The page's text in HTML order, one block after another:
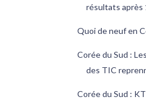
résultats après
Quoi de neuf en
Corée du Sud :
des TIC
Corée du Sud :